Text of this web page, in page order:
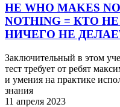
HE WHO MAKES
NOTHING = КТО
НИЧЕГО НЕ
Заключительный в этом
тест требует от ребят
и умения на практике
знания
11 апреля 2023